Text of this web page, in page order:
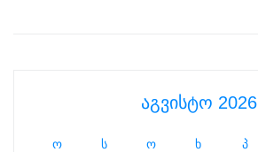
აგვისტო 2026
ო ს ო ხ პ